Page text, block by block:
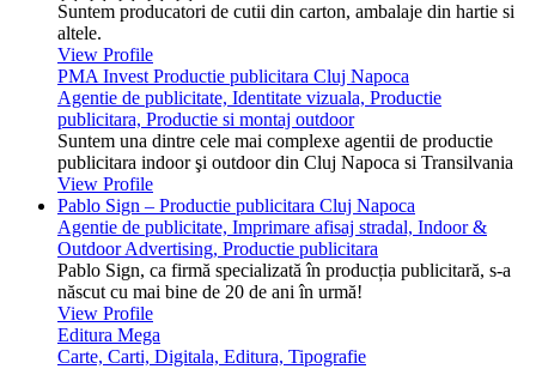
Suntem producatori de cutii din carton, ambalaje din hartie si
altele.
View Profile
PMA Invest Productie publicitara Cluj Napoca
Agentie de publicitate, Identitate vizuala, Productie
publicitara, Productie si montaj outdoor
Suntem una dintre cele mai complexe agentii de productie
publicitara indoor şi outdoor din Cluj Napoca si Transilvania
View Profile
Pablo Sign – Productie publicitara Cluj Napoca
Agentie de publicitate, Imprimare afisaj stradal, Indoor &
Outdoor Advertising, Productie publicitara
Pablo Sign, ca firmă specializată în producția publicitară, s-a
născut cu mai bine de 20 de ani în urmă!
View Profile
Editura Mega
Carte, Carti, Digitala, Editura, Tipografie